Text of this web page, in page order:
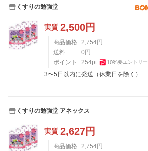
くすりの勉強堂
実質 2,500円
商品価格 2,754円
送料
0 円
ポイント
254pt 10%要エントリー
3〜5日以内に発送（休業日を除く）
くすりの勉強堂 アネックス
実質 2,627円
商品価格 2,754円